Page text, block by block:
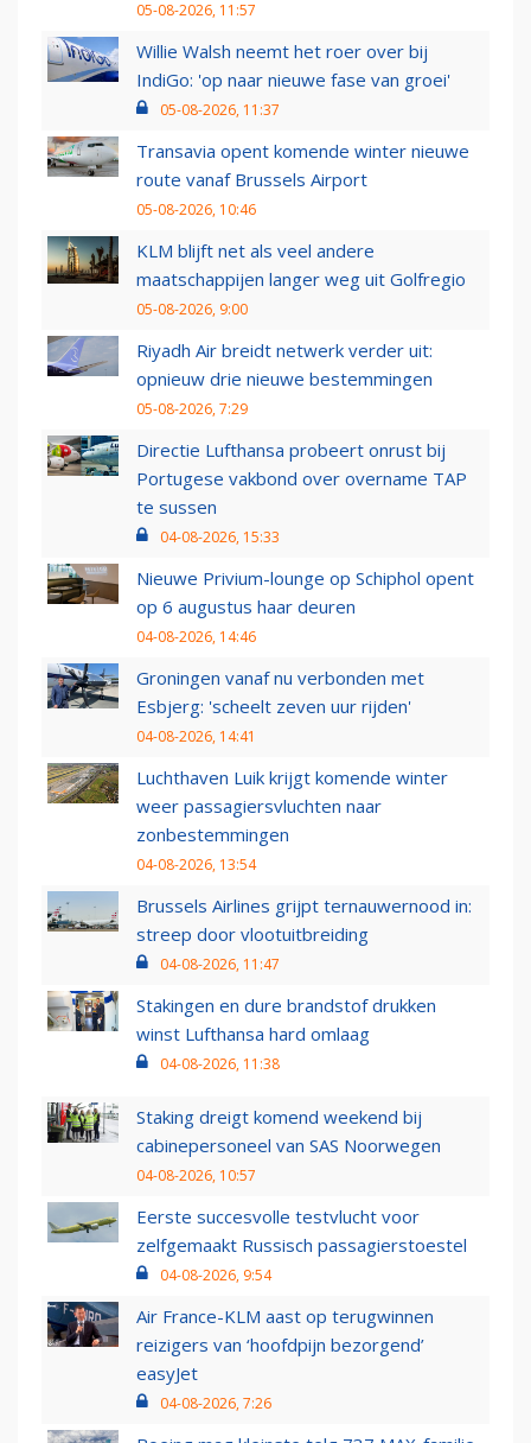
05-08-2026, 11:57
Willie Walsh neemt het roer over bij
IndiGo: 'op naar nieuwe fase van groei'
05-08-2026, 11:37
Transavia opent komende winter nieuwe
route vanaf Brussels Airport
05-08-2026, 10:46
KLM blijft net als veel andere
maatschappijen langer weg uit Golfregio
05-08-2026, 9:00
Riyadh Air breidt netwerk verder uit:
opnieuw drie nieuwe bestemmingen
05-08-2026, 7:29
Directie Lufthansa probeert onrust bij
Portugese vakbond over overname TAP
te sussen
04-08-2026, 15:33
Nieuwe Privium-lounge op Schiphol opent
op 6 augustus haar deuren
04-08-2026, 14:46
Groningen vanaf nu verbonden met
Esbjerg: 'scheelt zeven uur rijden'
04-08-2026, 14:41
Luchthaven Luik krijgt komende winter
weer passagiersvluchten naar
zonbestemmingen
04-08-2026, 13:54
Brussels Airlines grijpt ternauwernood in:
streep door vlootuitbreiding
04-08-2026, 11:47
Stakingen en dure brandstof drukken
winst Lufthansa hard omlaag
04-08-2026, 11:38
Staking dreigt komend weekend bij
cabinepersoneel van SAS Noorwegen
04-08-2026, 10:57
Eerste succesvolle testvlucht voor
zelfgemaakt Russisch passagierstoestel
04-08-2026, 9:54
Air France-KLM aast op terugwinnen
reizigers van ‘hoofdpijn bezorgend’
easyJet
04-08-2026, 7:26